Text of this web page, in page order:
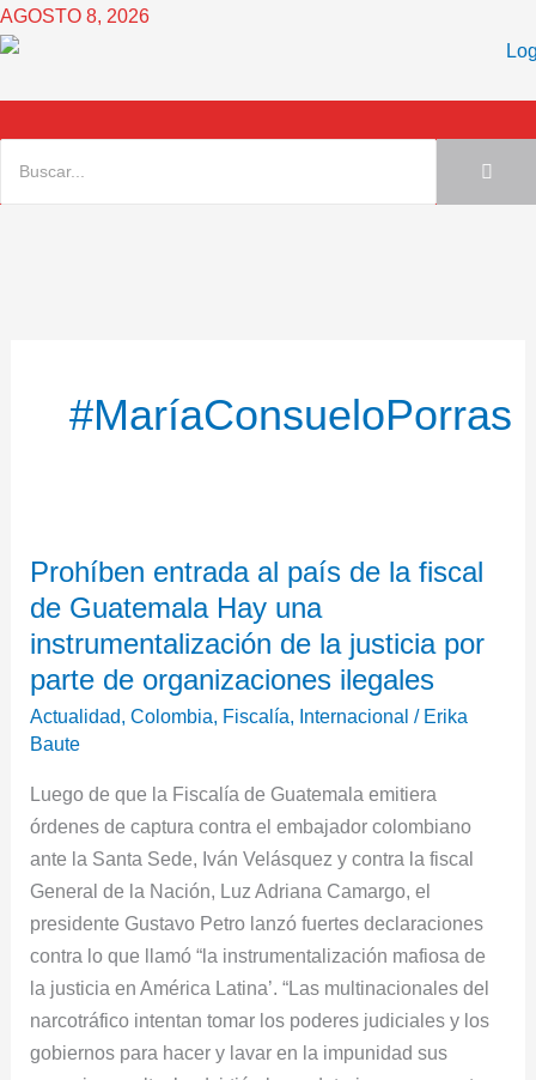
Ir
al
AGOSTO 8, 2026
#MaríaConsueloPorras
Prohíben entrada al país de la fiscal
de Guatemala Hay una
instrumentalización de la justicia por
parte de organizaciones ilegales
Actualidad,Colombia, Fiscalía, Internacional / Erika
Baute
Luego de que la Fiscalía de Guatemala emitiera
órdenes de captura contra el embajador colombiano
ante la Santa Sede, Iván Velásquez y contra la fiscal
General de la Nación, Luz Adriana Camargo, el
presidente Gustavo Petro lanzó fuertes declaraciones
contra lo que llamó “la instrumentalización mafiosa de
la justicia en América Latina’. “Las multinacionales del
narcotráfico intentan tomar los poderes judiciales y los
gobiernos para hacer y lavar en la impunidad sus
entrada
al
país
la
fiscal
Guatemala
Hay
una
instrumentalización
de
la
justicia
por
parte